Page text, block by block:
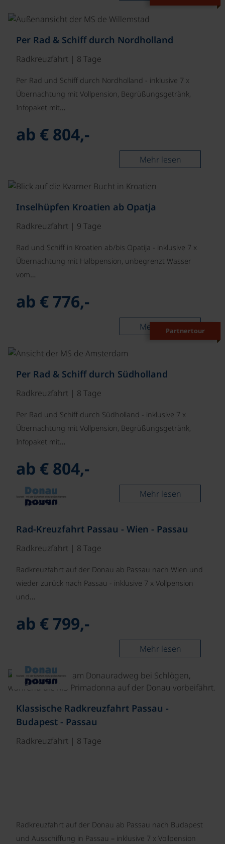
Per Rad & Schiff durch Nordholland
Radkreuzfahrt | 8 Tage
Per Rad und Schiff durch Nordholland - inklusive 7 x
Übernachtung mit Vollpension, Begrüßungsgetränk,
Infopaket mit…
ab € 804,-
Mehr lesen
Inselhüpfen Kroatien ab Opatja
Radkreuzfahrt | 9 Tage
Rad und Schiff in Kroatien ab/bis Opatija - inklusive 7 x
Übernachtung mit Halbpension, unbegrenzt Wasser
vom…
ab € 776,-
Mehr lesenPartnertour
Per Rad & Schiff durch Südholland
Radkreuzfahrt | 8 Tage
Per Rad und Schiff durch Südholland - inklusive 7 x
Übernachtung mit Vollpension, Begrüßungsgetränk,
Infopaket mit…
ab € 804,-
Mehr lesen
Rad-Kreuzfahrt Passau - Wien - Passau
Radkreuzfahrt | 8 Tage
Radkreuzfahrt auf der Donau ab Passau nach Wien und
wieder zurück nach Passau - inklusive 7 x Vollpension
und…
ab € 799,-
Mehr lesen
Klassische Radkreuzfahrt Passau -
Budapest - Passau
Radkreuzfahrt | 8 Tage
Radkreuzfahrt auf der Donau ab Passau nach Budapest
und Ausschiffung in Passau – inklusive 7 x Vollpension